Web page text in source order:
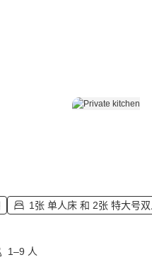
1张 单人床 和 2张 特大号
1–9 人